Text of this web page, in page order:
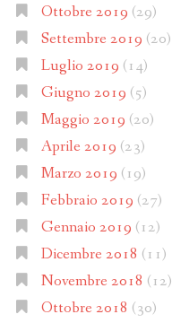
Ottobre 2019 (29)
Settembre 2019 (20)
Luglio 2019 (14)
Giugno 2019 (5)
Maggio 2019 (20)
Aprile 2019 (23)
Marzo 2019 (19)
Febbraio 2019 (27)
Gennaio 2019 (12)
Dicembre 2018 (11)
Novembre 2018 (12)
Ottobre 2018 (30)